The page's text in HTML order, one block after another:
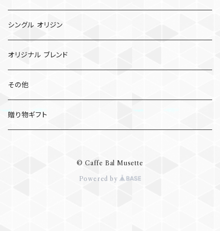
ドリップ パック
コールド ブリュー パック
シングル オリジン
オリジナル ブレンド
その他
贈り物ギフト
© Caffe Bal Musette
Powered by